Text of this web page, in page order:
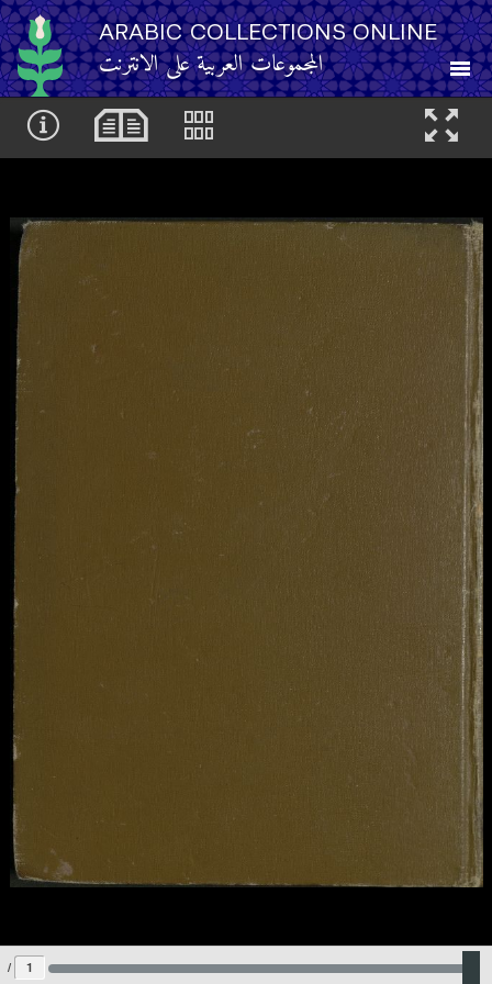
ARABIC COLLECTIONS ONLINE
المجموعات العربية على الانترنت
About
Browse
Browse by Category
Search